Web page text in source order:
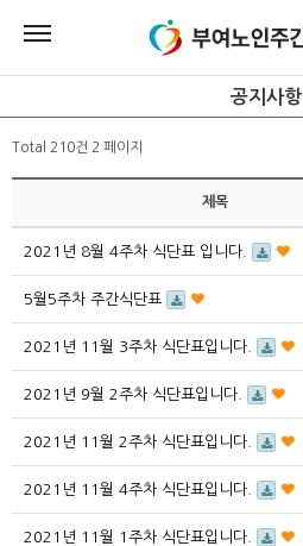
공지사항
Total 210건 2 페이지
제목
2021년 8월 4주차 식단표 입니다.
5월5주차 주간식단표
2021년 11월 3주차 식단표입니다.
2021년 9월 2주차 식단표입니다.
2021년 11월 2주차 식단표입니다.
2021년 11월 4주차 식단표입니다.
2021년 11월 1주차 식단표입니다.